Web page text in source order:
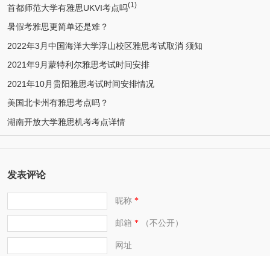
首都师范大学有雅思UKVI考点吗(1)
暑假考雅思更简单还是难？
2022年3月中国海洋大学浮山校区雅思考试取消 须知
2021年9月蒙特利尔雅思考试时间安排
2021年10月贵阳雅思考试时间安排情况
美国北卡州有雅思考点吗？
湖南开放大学雅思机考考点详情
发表评论
昵称*
邮箱 *（不公开）
网址